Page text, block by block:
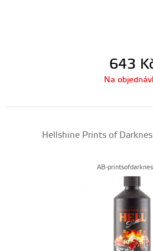
643
Na
Hellshine Prints of
AB-